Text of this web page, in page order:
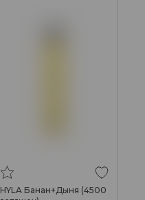
HYLA Банан+Дыня (4500